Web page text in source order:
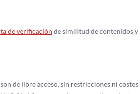
de verificación de similitud de contenidos y
de libre acceso, sin restricciones ni costos